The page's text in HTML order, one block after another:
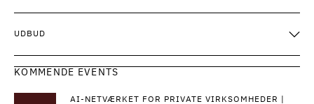
UDBUD
KOMMENDE EVENTS
AI-NETVÆRKET FOR PRIVATE VIRKSOMHEDER |